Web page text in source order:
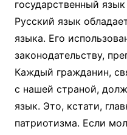
государственный
Русский язык
языка. Его
законодательству,
Каждый гражданин,
с нашей страной,
язык. Это, кстати,
патриотизма. Если